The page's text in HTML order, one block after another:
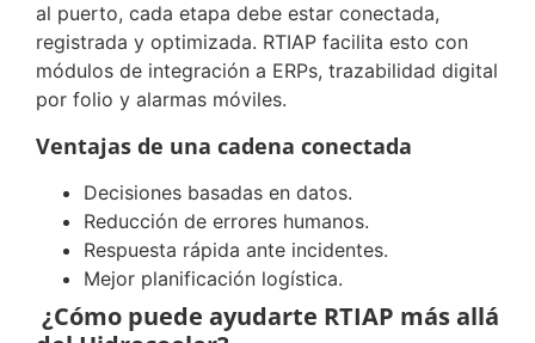
al puerto, cada etapa debe estar conectada,
registrada y optimizada. RTIAP facilita esto con
módulos de integración a ERPs, trazabilidad digital
por folio y alarmas móviles.
Ventajas de una cadena conectada
Decisiones basadas en datos.
Reducción de errores humanos.
Respuesta rápida ante incidentes.
Mejor planificación logística.
¿Cómo puede ayudarte RTIAP más allá